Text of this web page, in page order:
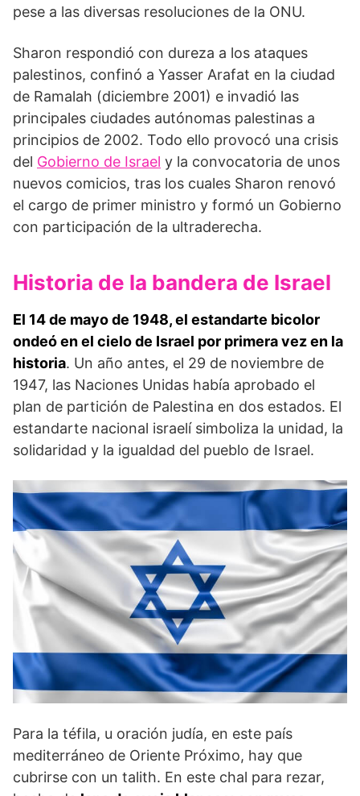
pese a las diversas resoluciones de la ONU.
Sharon respondió con dureza a los ataques
palestinos, confinó a Yasser Arafat en la ciudad
de Ramalah (diciembre 2001) e invadió las
principales ciudades autónomas palestinas a
principios de 2002. Todo ello provocó una crisis
del Gobierno de Israel y la convocatoria de unos
nuevos comicios, tras los cuales Sharon renovó
el cargo de primer ministro y formó un Gobierno
con participación de la ultraderecha.
Historia de la bandera de Israel
El 14 de mayo de 1948, el estandarte bicolor
ondeó en el cielo de Israel por primera vez en la
historia. Un año antes, el 29 de noviembre de
1947, las Naciones Unidas había aprobado el
plan de partición de Palestina en dos estados. El
estandarte nacional israelí simboliza la unidad, la
solidaridad y la igualdad del pueblo de Israel.
Para la téfila, u oración judía, en este país
mediterráneo de Oriente Próximo, hay que
cubrirse con un talith. En este chal para rezar,